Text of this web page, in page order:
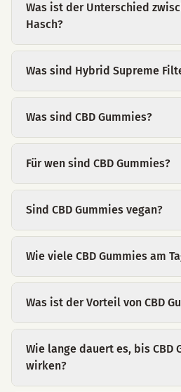
Was ist der Unterschied
Hasch?
Was sind Hybrid Supreme
Was sind CBD Gummies?
Für wen sind CBD Gummies?
Sind CBD Gummies vegan?
Wie viele CBD Gummies am
Was ist der Vorteil von CBD
Wie lange dauert es, bis CBD
wirken?